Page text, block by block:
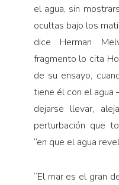
el agua, sin
ocultas bajo los
dice Herman
fragmento lo cita
de su ensayo,
tiene él con el agua
dejarse llevar,
perturbación que
“en que el agua
“El mar es el gran